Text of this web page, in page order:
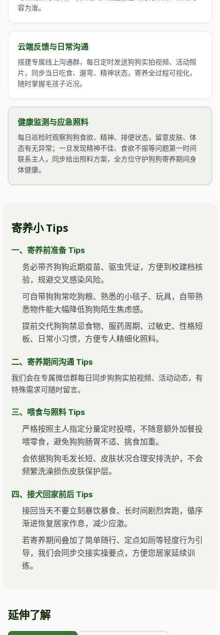
容为准。
云端反馈与日常沟通
搭建专属线上沟通群，每日定时发送狗狗实拍视频、活动照
片，同步当日吃食、遛弯、精神状态，寄养全过程可视化，
随时掌握毛孩子近况。
健康监测与应急照料
每日巡检时观察狗狗食欲、精神、排便状态，留意皮肤、体
态有无异常；一旦发现精神不佳、食欲不振等问题第一时间
联系主人，同步给出照料方案，全方位守护狗狗寄养期间身
体健康。
寄养小 Tips
一、寄养前准备 Tips
务必带齐狗狗近期疫苗、驱虫凭证，方便到校建档核
验，规避交叉感染风险。
可自带狗狗常吃狗粮、熟悉的小毯子、玩具，自带熟
悉物件能大幅降低狗狗陌生焦虑感。
提前交代狗狗禁忌食物、服药周期、过敏史、性格短
板、日常小习惯，方便专人精细化照料。
二、寄养期间沟通 Tips
我们会在专属微信群每日同步狗狗实拍视频、活动动态，有
特殊需求可随时留言。
三、喂食与照料 Tips
严格按照主人指定分量定时投喂，不随意额外加餐投
喂零食，避免狗狗肠胃不适、挑食加重。
会依据狗狗毛发长短、皮肤状况合理安排洗护，不会
频繁洗澡损伤皮肤保护层。
四、接犬回家前后 Tips
接回当天不要立刻暴饮暴食、长时间剧烈奔跑，循序
渐进恢复居家作息，减少应激。
若寄养期间叠加了简单随行、定点如厕等轻度行为引
导，我们会同步交接实操要点，方便您居家延续训
练。
延伸了解